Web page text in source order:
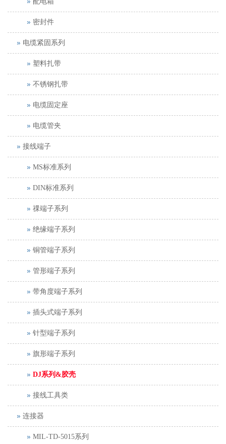
密封件
电缆紧固系列
塑料扎带
不锈钢扎带
电缆固定座
电缆管夹
接线端子
MS标准系列
DIN标准系列
祼端子系列
绝缘端子系列
铜管端子系列
管形端子系列
带角度端子系列
插头式端子系列
针型端子系列
旗形端子系列
DJ系列&胶壳
接线工具类
连接器
MIL-TD-5015系列